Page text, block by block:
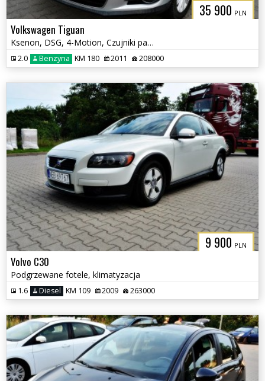
35 900 PLN
Volkswagen Tiguan
Ksenon, DSG, 4-Motion, Czujniki parkowania tył, Klimatyzacja, Hak
2.0 Benzyna KM 180 2011 208000
9 900 PLN
Volvo C30
Podgrzewane fotele, klimatyzacja
1.6 Diesel KM 109 2009 263000